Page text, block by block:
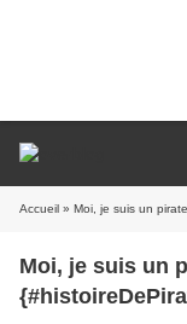
Accueil » Moi, je suis un
Moi, je suis un